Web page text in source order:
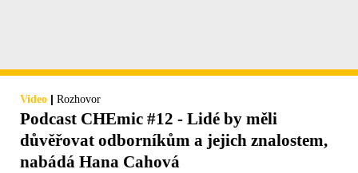
Video | Rozhovor
Podcast CHEmic #12 - Lidé by měli
důvěřovat odborníkům a jejich znalostem,
nabádá Hana Cahová